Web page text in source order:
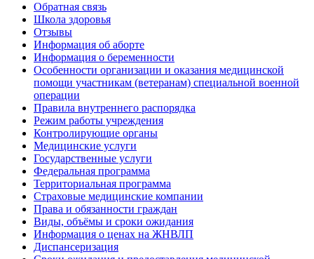
Обратная связь
Школа здоровья
Отзывы
Информация об аборте
Информация о беременности
Особенности организации и оказания медицинской
помощи участникам (ветеранам) специальной военной
операции
Правила внутреннего распорядка
Режим работы учреждения
Контролирующие органы
Медицинские услуги
Государственные услуги
Федеральная программа
Территориальная программа
Страховые медицинские компании
Права и обязанности граждан
Виды, объёмы и сроки ожидания
Информация о ценах на ЖНВЛП
Диспансеризация